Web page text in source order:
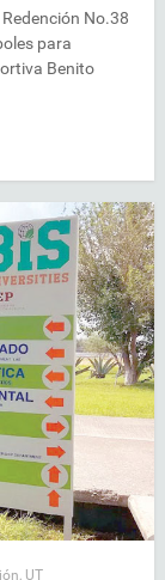
No.38
para
Benito
UT